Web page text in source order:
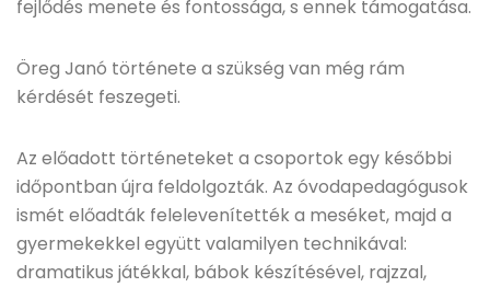
fejlődés menete és fontossága, s ennek támogatása.
Öreg Janó története a szükség van még rám
kérdését feszegeti.
Az előadott történeteket a csoportok egy későbbi
időpontban újra feldolgozták. Az óvodapedagógusok
ismét előadták felelevenítették a meséket, majd a
gyermekekkel együtt valamilyen technikával:
dramatikus játékkal, bábok készítésével, rajzzal,